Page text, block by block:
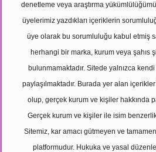
denetleme veya araştırma
üyelerimiz yazdıkları içeriklerin
üye olarak bu sorumluluğu kabul etmiş
herhangi bir marka, kurum veya şahıs
bulunmamaktadır. Sitede yalnızca kendi
paylaşılmaktadır. Burada yer alan
olup, gerçek kurum ve kişiler hakkında
Gerçek kurum ve kişiler ile isim
Sitemiz, kar amacı gütmeyen ve
platformudur. Hukuka ve yasal